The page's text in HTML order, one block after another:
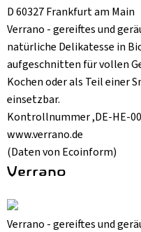
D 60327 Frankfurt am Main
Verrano - gereiftes und
natürliche Delikatesse in
aufgeschnitten für vollen
Kochen oder als Teil einer
einsetzbar.
Kontrollnummer ,DE-HE-
www.verrano.de
(Daten von Ecoinform)
Verrano
Verrano - gereiftes und